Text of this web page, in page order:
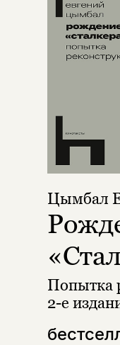
Цымбал
Попытка
2-е